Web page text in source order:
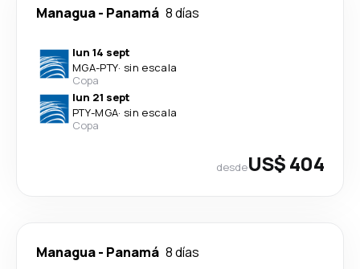
Managua- Panamá 8 días
lun 14 sept
MGA-PTY· sin escala
Copa
lun 21 sept
PTY-MGA· sin escala
Copa
desdeUS$ 404
Managua- Panamá 8 días